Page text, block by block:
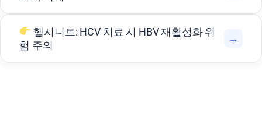
헵시니트: HCV 치료 시 HBV 재활성화 위
험 주의
→